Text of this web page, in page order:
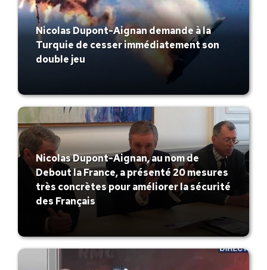
Nicolas Dupont-Aignan demande à la
Turquie de cesser immédiatement son
double jeu
Nicolas Dupont-Aignan, au nom de
Debout la France, a présenté 20 mesures
très concrètes pour améliorer la sécurité
des Français